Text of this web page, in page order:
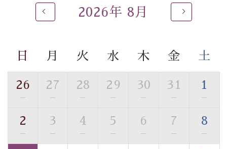
るご入浴をお愉しみください。
■お座敷風呂（大浴場）
す。
■貸切温泉風呂 （40分無料）
眺望はございませんが、源泉掛け流しの温泉の質を楽し
トな空間をお愉しみください。
2026年 8月
日 月 火 水 木 金 土
26
—
27
—
28
—
29
—
30
—
31
—
1
—
2
—
3
—
4
—
5
—
6
—
7
—
8
—